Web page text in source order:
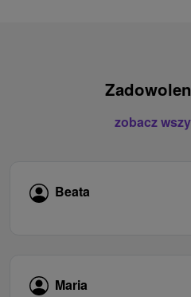
zobacz
Beata
Maria